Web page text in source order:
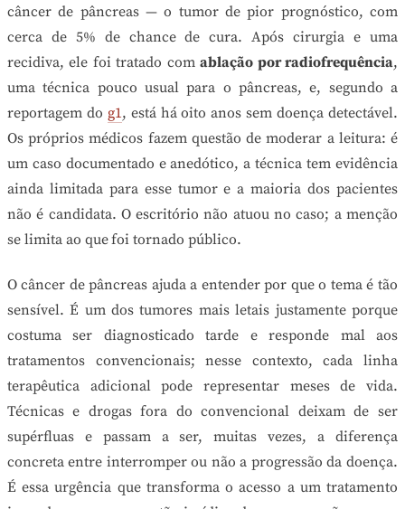
câncer de pâncreas — o tumor de pior prognóstico, com
cerca de 5% de chance de cura. Após cirurgia e uma
recidiva, ele foi tratado comablação por radiofrequência,
uma técnica pouco usual para o pâncreas, e, segundo a
reportagem do g1, está há oito anos sem doença detectável.
Os próprios médicos fazem questão de moderar a leitura: é
um caso documentado e anedótico, a técnica tem evidência
ainda limitada para esse tumor e a maioria dos pacientes
não é candidata. O escritório não atuou no caso; a menção
se limita ao que foi tornado público.
O câncer de pâncreas ajuda a entender por que o tema é tão
sensível. É um dos tumores mais letais justamente porque
costuma ser diagnosticado tarde e responde mal aos
tratamentos convencionais; nesse contexto, cada linha
terapêutica adicional pode representar meses de vida.
Técnicas e drogas fora do convencional deixam de ser
supérfluas e passam a ser, muitas vezes, a diferença
concreta entre interromper ou não a progressão da doença.
É essa urgência que transforma o acesso a um tratamento